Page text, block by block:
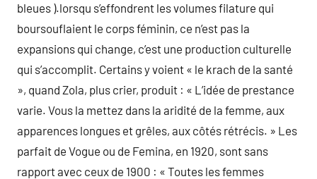
bleues ).lorsqu s’effondrent les volumes filature qui
boursouflaient le corps féminin, ce n’est pas la
expansions qui change, c’est une production culturelle
qui s’accomplit. Certains y voient « le krach de la santé
», quand Zola, plus crier, produit : « L’idée de prestance
varie. Vous la mettez dans la aridité de la femme, aux
apparences longues et grêles, aux côtés rétrécis. » Les
parfait de Vogue ou de Femina, en 1920, sont sans
rapport avec ceux de 1900 : « Toutes les femmes